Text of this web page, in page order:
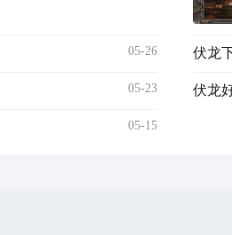
统传奇玩法的基础
多感兴趣的玩家对该05-26
05-23
05-15
伏龙
伏龙